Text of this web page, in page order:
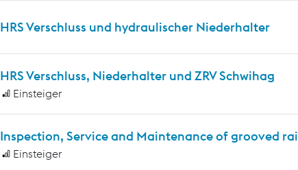
HRS Verschluss und hydraulischer Niederhalter
HRS Verschluss, Niederhalter und ZRV Schwihag
Einsteiger
Inspection, Service and Maintenance of grooved
Einsteiger